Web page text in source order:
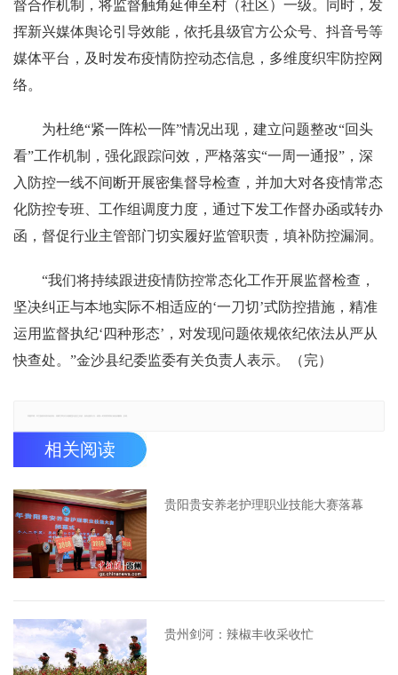
督合作机制，将监督触角延伸至村（社区）一级。同时，发
挥新兴媒体舆论引导效能，依托县级官方公众号、抖音号等
媒体平台，及时发布疫情防控动态信息，多维度织牢防控网
络。
为杜绝“紧一阵松一阵”情况出现，建立问题整改“回头
看”工作机制，强化跟踪问效，严格落实“一周一通报”，深
入防控一线不间断开展密集督导检查，并加大对各疫情常态
化防控专班、工作组调度力度，通过下发工作督办函或转办
函，督促行业主管部门切实履好监管职责，填补防控漏洞。
“我们将持续跟进疫情防控常态化工作开展监督检查，
坚决纠正与本地实际不相适应的‘一刀切’式防控措施，精准
运用监督执纪‘四种形态’，对发现问题依规依纪依法从严从
快查处。”金沙县纪委监委有关负责人表示。（完）
相关阅读
贵阳贵安养老护理职业技能大赛落幕
贵州剑河：辣椒丰收采收忙